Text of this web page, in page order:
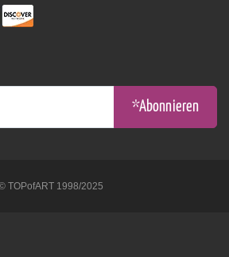
*Abonnieren
TOPofART 1998/2025